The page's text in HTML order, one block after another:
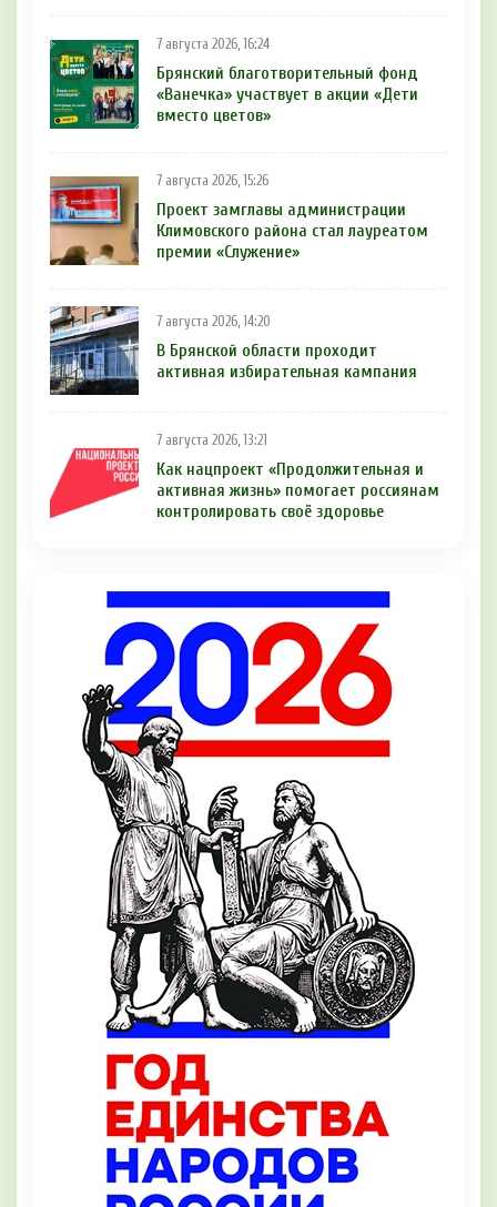
7 августа 2026, 16:24
Брянский благотворительный фонд
«Ванечка» участвует в акции «Дети
вместо цветов»
7 августа 2026, 15:26
Проект замглавы администрации
Климовского района стал лауреатом
премии «Служение»
7 августа 2026, 14:20
В Брянской области проходит
активная избирательная кампания
7 августа 2026, 13:21
Как нацпроект «Продолжительная и
активная жизнь» помогает россиянам
контролировать своё здоровье